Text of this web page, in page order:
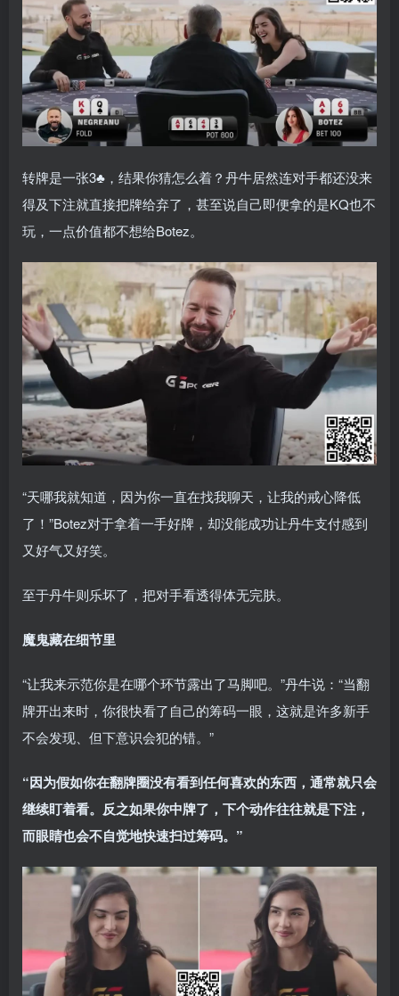
转牌是一张3♣，结果你猜怎么着？丹牛居然连对手都还没来
得及下注就直接把牌给弃了，甚至说自己即便拿的是KQ也不
玩，一点价值都不想给Botez。
“天哪我就知道，因为你一直在找我聊天，让我的戒心降低
了！”Botez对于拿着一手好牌，却没能成功让丹牛支付感到
又好气又好笑。
至于丹牛则乐坏了，把对手看透得体无完肤。
魔鬼藏在细节里
“让我来示范你是在哪个环节露出了马脚吧。”丹牛说：“当翻
牌开出来时，你很快看了自己的筹码一眼，这就是许多新手
不会发现、但下意识会犯的错。”
“因为假如你在翻牌圈没有看到任何喜欢的东西，通常就只会
继续盯着看。反之如果你中牌了，下个动作往往就是下注，
而眼睛也会不自觉地快速扫过筹码。”